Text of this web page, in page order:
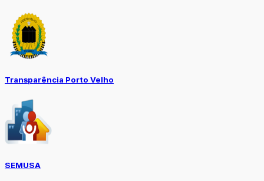
Transparência Porto Velho
SEMUSA